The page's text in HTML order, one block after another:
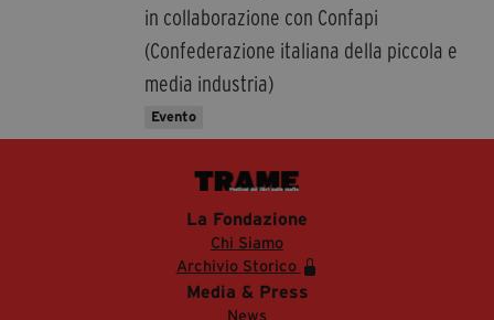
in collaborazione con Confapi
(Confederazione italiana della piccola e
media industria)
Evento
La Fondazione
Chi Siamo
Archivio Storico
Media & Press
News